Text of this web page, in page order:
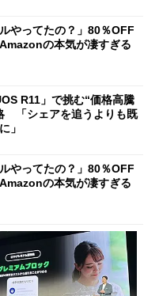
やってたの？」80％OFF
の本気が凄すぎる
R11」で挑む“価格高騰
「シェアを追うよりも既
」
やってたの？」80％OFF
の本気が凄すぎる